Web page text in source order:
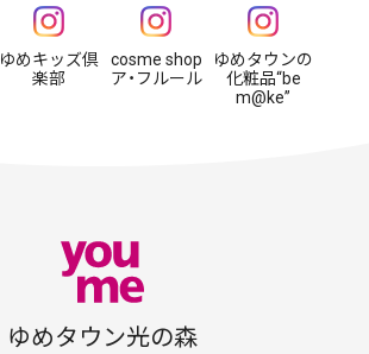
ゆめキッズ倶
楽部
cosme shop
ア・フルール
ゆめタウンの
化粧品“be
m@ke”
ゆめタウン光の森